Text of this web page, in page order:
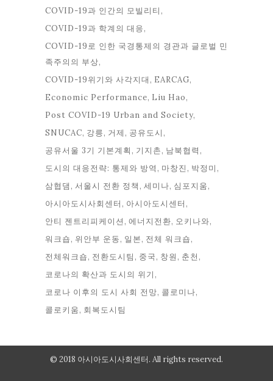
COVID-19과 인간의 모빌리티
COVID-19과 학계의 대응
COVID-19로 인한 국경통제의 경관과 글로벌 민
족주의의 부상
COVID-19위기와 사각지대
EARCAG
Economic Performance Liu Hao
Post COVID-19 Urban and Society
SNUCAC 강릉 거제
공유도시
공유서울 3기 기본계획
기지촌 남북협력
도시의 대응전략: 통제와 방역
마창진
박정미
삼협댐
서울시 전환 정책 세미나 심포지움
아시아도시사회센터
아시아도시센터
안티 젠트리피케이션 에너지전환 오키나와
워크숍 위안부 운동 일본 전체 워크숍
전체워크숍 전환도시팀 중국 창원
춘천
코로나의 확산과 도시의 위기
코로나 이후의 도시 사회 전망 콜로미나
콜로키움 회복도시팀
© 2018 아시아도시사회센터. All rights reserved.